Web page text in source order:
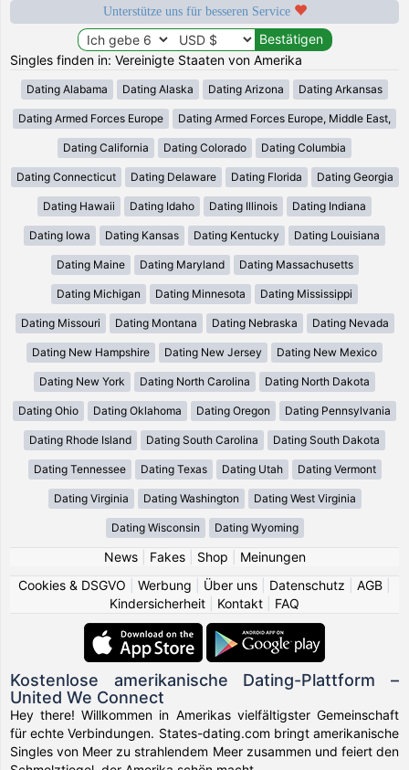
Unterstütze uns für besseren Service
Singles finden in: Vereinigte Staaten von Amerika
Dating Alabama Dating Alaska Dating Arizona Dating Arkansas
Dating Armed Forces Europe Dating Armed Forces Europe, Middle East,
Dating California Dating Colorado Dating Columbia
Dating Connecticut Dating Delaware Dating Florida Dating Georgia
Dating Hawaii Dating Idaho Dating Illinois Dating Indiana
Dating Iowa Dating Kansas Dating Kentucky Dating Louisiana
Dating Maine Dating Maryland Dating Massachusetts
Dating Michigan Dating Minnesota Dating Mississippi
Dating Missouri Dating Montana Dating Nebraska Dating Nevada
Dating New Hampshire Dating New Jersey Dating New Mexico
Dating New York Dating North Carolina Dating North Dakota
Dating Ohio Dating Oklahoma Dating Oregon Dating Pennsylvania
Dating Rhode Island Dating South Carolina Dating South Dakota
Dating Tennessee Dating Texas Dating Utah Dating Vermont
Dating Virginia Dating Washington Dating West Virginia
Dating Wisconsin Dating Wyoming
News| Fakes| Shop
Meinungen
Cookies & DSGVO
Werbung Über uns Datenschutz AGB
Kindersicherheit
Kontakt FAQ
Kostenlose amerikanische Dating-Plattform –
United We Connect
Hey there! Willkommen in Amerikas vielfältigster Gemeinschaft
für echte Verbindungen. States-dating.com bringt amerikanische
Singles von Meer zu strahlendem Meer zusammen und feiert den